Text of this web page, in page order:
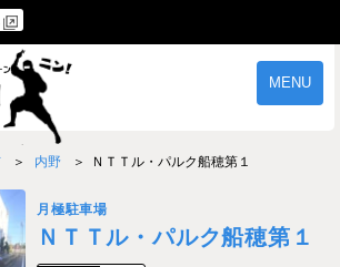
MENU
ご契約の流れ
内野 ＮＴＴル・パルク船穂第１
月極駐車場
ＮＴＴル・パルク船穂第１